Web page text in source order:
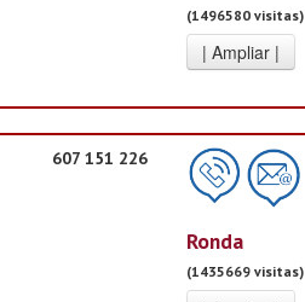
(1496580 visitas)
607 151 226
Ronda
(1435669 visitas)